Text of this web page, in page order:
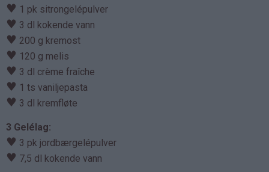
♥ 1 pk sitrongelépulver
♥ 3 dl kokende vann
♥ 200 g kremost
♥ 120 g melis
♥ 3 dl crème fraîche
♥ 1 ts vaniljepasta
♥ 3 dl kremfløte
3 Gelélag:
♥ 3 pk jordbærgelépulver
♥ 7,5 dl kokende vann